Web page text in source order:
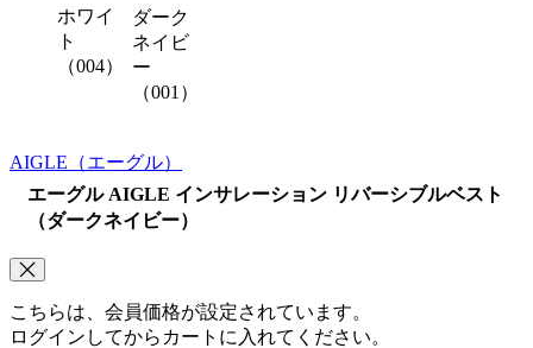
ホワイ
ト
（004）
ダーク
ネイビ
ー
（001）
AIGLE （エーグル）
エーグル AIGLE インサレーション リバーシブルベスト
（ダークネイビー）
こちらは、会員価格が設定されています。
ログインしてからカートに入れてください。